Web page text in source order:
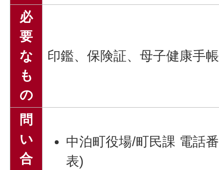
必
要
な
も
の
印鑑、保険証、母子健康手帳
問
い
合
中泊町役場/町民課 電話
表)